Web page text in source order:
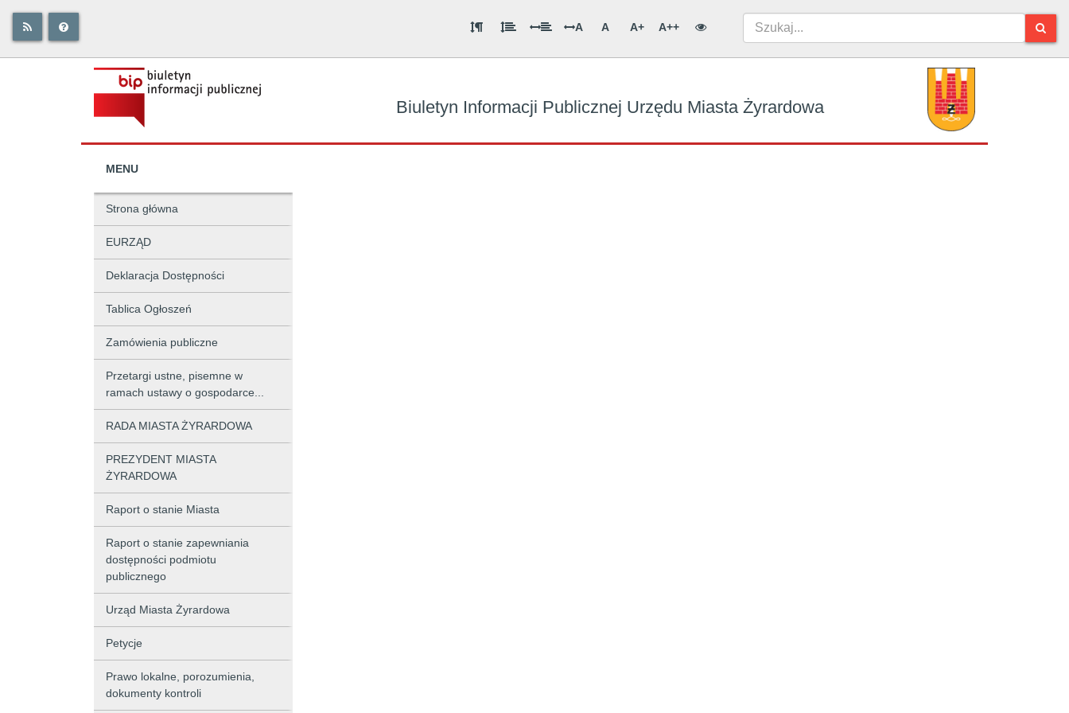
A A A+ A++
Biuletyn Informacji Publicznej Urzędu Miasta Żyrardowa
MENU
Strona główna
EURZĄD
Deklaracja Dostępności
Tablica Ogłoszeń
Zamówienia publiczne
Przetargi ustne, pisemne w
ramach ustawy o gospodarce...
RADA MIASTA ŻYRARDOWA
PREZYDENT MIASTA
ŻYRARDOWA
Raport o stanie Miasta
Raport o stanie zapewniania
dostępności podmiotu
publicznego
Urząd Miasta Żyrardowa
Petycje
Prawo lokalne, porozumienia,
dokumenty kontroli